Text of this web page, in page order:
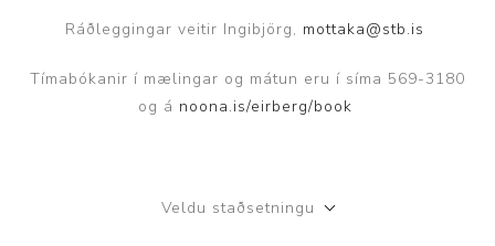
Ráðleggingar veitir Ingibjörg, mottaka@stb.is
Tímabókanir í mælingar og mátun eru í síma 569-3180
og á noona.is/eirberg/book
Veldu staðsetningu